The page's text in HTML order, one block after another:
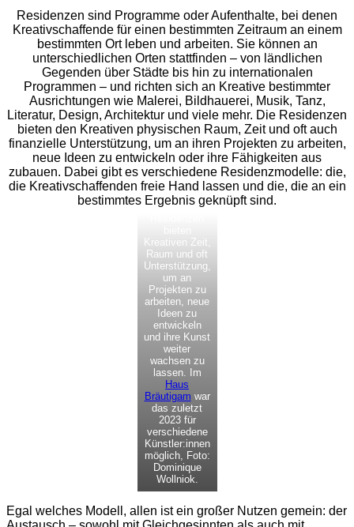
Residenzen sind Programme oder Aufenthalte, bei denen
Kreativschaffende für einen bestimmten Zeitraum an einem
bestimmten Ort leben und arbeiten. Sie können an
unterschiedlichen Orten stattfinden – von ländlichen
Gegenden über Städte bis hin zu internationalen
Programmen – und richten sich an Kreative bestimmter
Ausrichtungen wie Malerei, Bildhauerei, Musik, Tanz,
Literatur, Design, Architektur und viele mehr. Die Residenzen
bieten den Kreativen physischen Raum, Zeit und oft auch
finanzielle Unterstützung, um an ihren Projekten zu arbeiten,
neue Ideen zu entwickeln oder ihre Fähigkeiten aus
zubauen. Dabei gibt es verschiedene Residenzmodelle: die,
die Kreativschaffenden freie Hand lassen und die, die an ein
bestimmtes Ergebnis geknüpft sind.
Kreativen Zeit,
Raum und oft
Unterstützung,
um an
Projekten zu
arbeiten, neue
Ideen zu
entwickeln
und ihre Kunst
weiter
wachsen zu
lassen. Im
Haus
Bräutigam war
das zuletzt
2023 für
verschiedene
Künstler:innen
möglich, Foto:
Dominique
Wollniok.
Egal welches Modell, allen ist ein großer Nutzen gemein: der